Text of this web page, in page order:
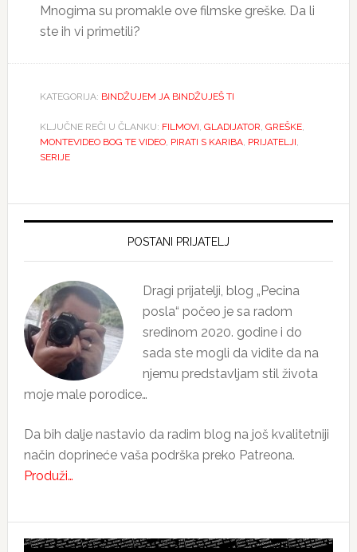
Mnogima su promakle ove filmske greške. Da li
ste ih vi primetili?
KATEGORIJA: BINDŽUJEM JA BINDŽUJEŠ TI
KLJUČNE REČI U ČLANKU: FILMOVI, GLADIJATOR, GREŠKE,
MONTEVIDEO BOG TE VIDEO, PIRATI S KARIBA, PRIJATELJI,
SERIJE
Primary
POSTANI PRIJATELJ
Dragi prijatelji, blog „Pecina
posla“ počeo je sa radom
sredinom 2020. godine i do
sada ste mogli da vidite da na
njemu predstavljam stil života
moje male porodice…
Da bih dalje nastavio da radim blog na još kvalitetniji
način doprineće vaša podrška preko Patreona.
Produži…